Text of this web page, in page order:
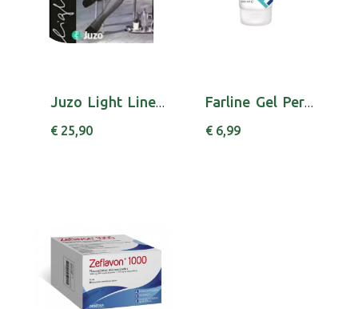
Juzo Light Line Coll At 140 5140 I
€ 25,90
Farline Gel Pern Cansad Ef Frio 200ml
€ 6,99